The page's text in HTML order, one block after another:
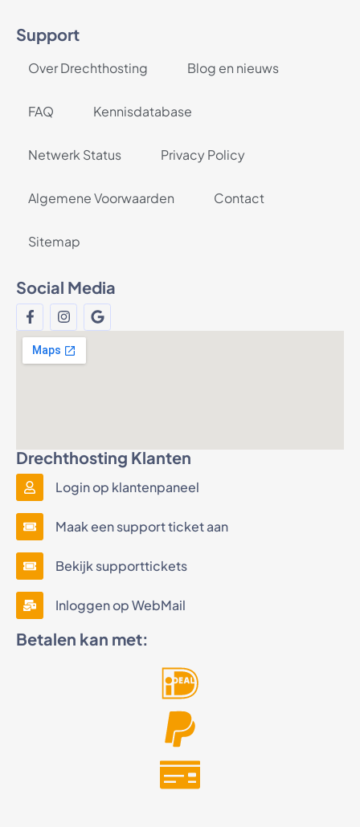
Support
Over Drechthosting Blog en nieuws
FAQ Kennisdatabase
Netwerk Status Privacy Policy
Algemene Voorwaarden Contact
Sitemap
Social Media
Drechthosting Klanten
Login op klantenpaneel
Maak een support ticket aan
Bekijk supporttickets
Inloggen op WebMail
Betalen kan met: